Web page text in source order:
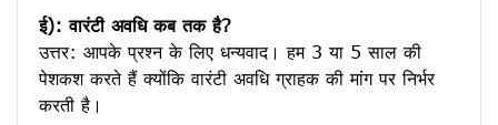
ई): वारंटी अवधि कब तक है?
उत्तर: आपके प्रश्न के लिए धन्यवाद। हम 3 या 5 साल की
पेशकश करते हैं क्योंकि वारंटी अवधि ग्राहक की मांग पर निर्भर
करती है।